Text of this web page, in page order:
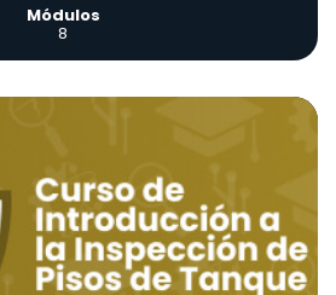
Módulos
8